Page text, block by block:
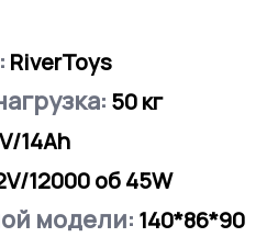
RiverToys
50кг
14Ah
12000 об 45W
модели: 140*86*90